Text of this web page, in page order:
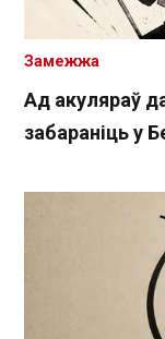
Ад акуляраў
забараніць у
Замежжа